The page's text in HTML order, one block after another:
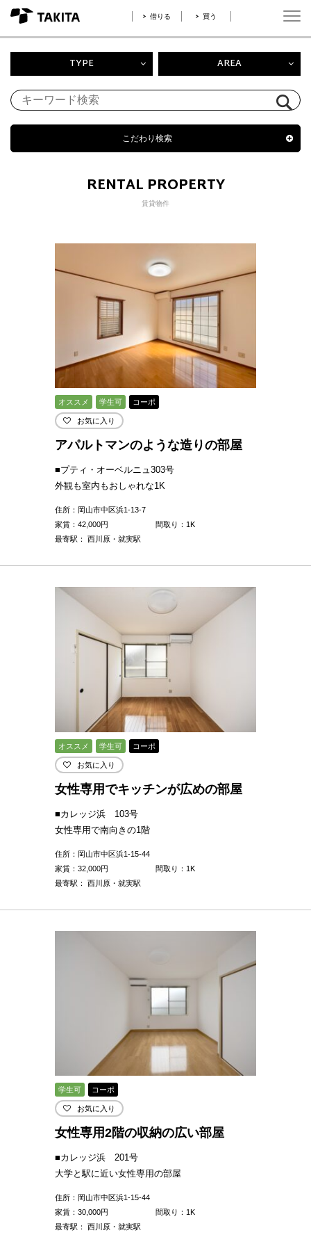
借りる 買う
TYPE AREA
こだわり検索
RENTAL PROPERTY
賃貸物件
オススメ 学生可 コーポ
お気に入り
アパルトマンのような造りの部屋
■プティ・オーベルニュ303号
外観も室内もおしゃれな1K
住所：岡山市中区浜1-13-7
家賃： 42,000円
間取り：1K
最寄駅： 西川原・就実駅
オススメ 学生可 コーポ
お気に入り
女性専用でキッチンが広めの部屋
■カレッジ浜 103号
女性専用で南向きの1階
住所：岡山市中区浜1-15-44
家賃： 32,000円
間取り：1K
最寄駅： 西川原・就実駅
学生可 コーポ
お気に入り
女性専用2階の収納の広い部屋
■カレッジ浜 201号
大学と駅に近い女性専用の部屋
住所：岡山市中区浜1-15-44
家賃： 30,000円
間取り：1K
最寄駅： 西川原・就実駅